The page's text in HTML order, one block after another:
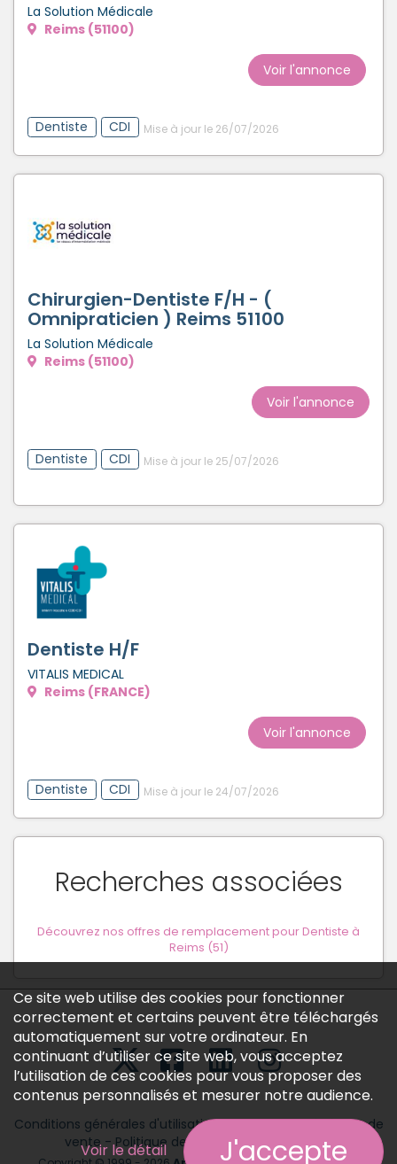
La Solution Médicale
Reims (51100)
Voir l'annonce
Dentiste CDI Mise à jour le 26/07/2026
Chirurgien-Dentiste F/H - (
Omnipraticien ) Reims 51100
La Solution Médicale
Reims (51100)
Voir l'annonce
Dentiste CDI Mise à jour le 25/07/2026
Dentiste H/F
VITALIS MEDICAL
Reims (FRANCE)
Voir l'annonce
Dentiste CDI Mise à jour le 24/07/2026
Recherches associées
Découvrez nos offres de remplacement pour Dentiste à
Reims (51)
Conditions générales d'utilisation-Conditions générales de
vente -Politique des données personnelles
Ce site web utilise des cookies pour fonctionner
correctement et certains peuvent être téléchargés
automatiquement sur votre ordinateur. En
continuant d’utiliser ce site web, vous acceptez
l’utilisation de ces cookies pour vous proposer des
contenus personnalisés et mesurer notre audience.
Voir le détail J'accepte